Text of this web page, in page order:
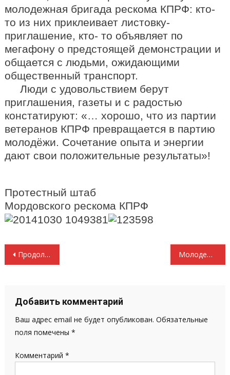
молодежная бригада рескома КПРФ: кто-
то из них приклеивает листовку-
приглашение, кто- то объявляет по
мегафону о предстоящей демонстрации и
общается с людьми, ожидающими
общественный транспорт.
Люди с удовольствием берут
приглашения, газеты и с радостью
констатируют: «… хорошо, что из партии
ветеранов КПРФ превращается в партию
молодёжи. Сочетание опыта и энергии
дают свои положительные результаты»!
Протестный штаб
Мордовского рескома КПРФ
Навигация
записям
Продолжая традиции первых комсомольцев Молодежь рескома КПРФ в действии
Добавить комментарий
Ваш адрес email не будет опубликован. Обязательные
поля помечены *
Комментарий *